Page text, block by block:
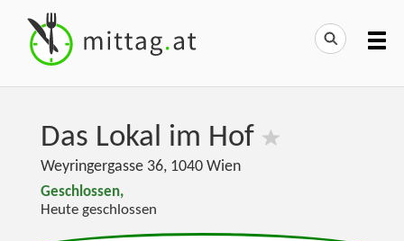
Das Lokal im Hof
Weyringergasse 36, 1040 Wien
Geschlossen,
Heute geschlossen